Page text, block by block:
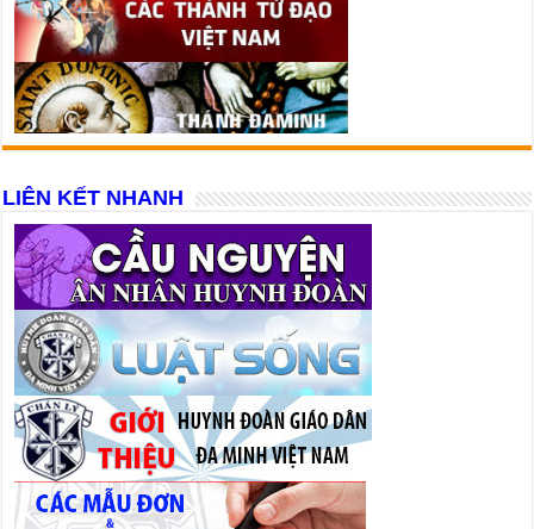
LIÊN KẾT NHANH